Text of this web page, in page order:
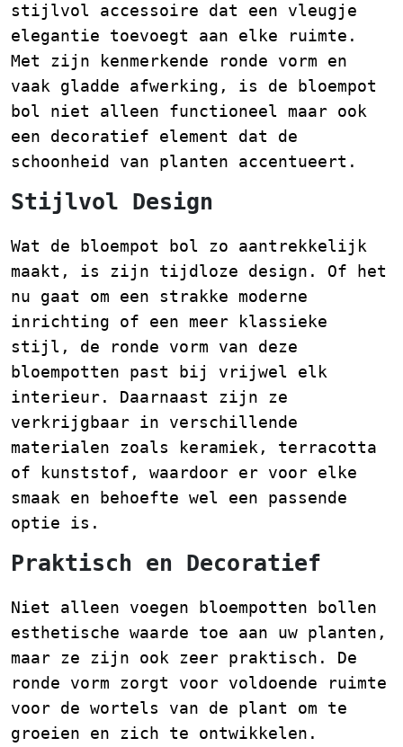
stijlvol accessoire dat een vleugje
elegantie toevoegt aan elke ruimte.
Met zijn kenmerkende ronde vorm en
vaak gladde afwerking, is de bloempot
bol niet alleen functioneel maar ook
een decoratief element dat de
schoonheid van planten accentueert.
Stijlvol Design
Wat de bloempot bol zo aantrekkelijk
maakt, is zijn tijdloze design. Of het
nu gaat om een strakke moderne
inrichting of een meer klassieke
stijl, de ronde vorm van deze
bloempotten past bij vrijwel elk
interieur. Daarnaast zijn ze
verkrijgbaar in verschillende
materialen zoals keramiek, terracotta
of kunststof, waardoor er voor elke
smaak en behoefte wel een passende
optie is.
Praktisch en Decoratief
Niet alleen voegen bloempotten bollen
esthetische waarde toe aan uw planten,
maar ze zijn ook zeer praktisch. De
ronde vorm zorgt voor voldoende ruimte
voor de wortels van de plant om te
groeien en zich te ontwikkelen.